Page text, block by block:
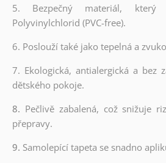
5. Bezpečný materiál, který
Polyvinylchlorid (PVC-free).
6. Poslouží také jako tepelná a
7. Ekologická, antialergická a bez
dětského pokoje.
8. Pečlivě zabalená, což snižuje
přepravy.
9. Samolepící tapeta se snadno